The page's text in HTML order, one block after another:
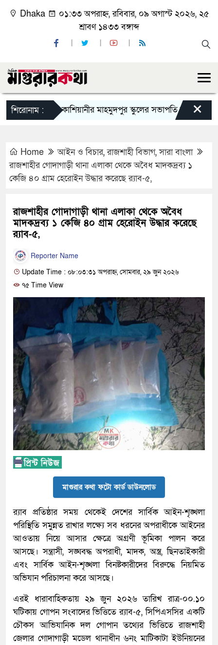
Dhaka
০১:৩৩ অপরাহ্ন, রবিবার, ০৯ অগাস্ট ২০২৬, ২৫
শ্রাবণ ১৪৩৩ বঙ্গাব্দ
শিরোনাম : কাশিয়ানীর মাহমুদপুর স্কুলের সভাপতি হলেন গোবিন্দ
×
Home আইন ও বিচার,রাজশাহী বিভাগ,সারা বাংলা
রাজশাহীর গোদাগাড়ী থানা এলাকা থেকে অবৈধ মাদকদ্রব্য ১
কেজি ৪০ গ্রাম হেরোইন উদ্ধার করেছে র‍্যাব-৫,
রাজশাহীর গোদাগাড়ী থানা এলাকা থেকে অবৈধ
মাদকদ্রব্য ১ কেজি ৪০ গ্রাম হেরোইন উদ্ধার করেছে
র‍্যাব-৫,
Reporter Name
Update Time : ০৮:০৩:৩১ অপরাহ্ন, সোমবার, ২৯ জুন ২০২৬
৭৫ Time View
মাগুরার কথা ফটো কার্ড ডাউনলোড
র‍্যাব প্রতিষ্ঠার সময় থেকেই দেশের সার্বিক আইন-শৃঙ্খলা
পরিস্থিতি সমুন্নত রাখার লক্ষ্যে সব ধরনের অপরাধীকে আইনের
আওতায় নিয়ে আসার ক্ষেত্রে অগ্রণী ভূমিকা পালন করে
আসছে। সন্ত্রাসী, সঙ্ঘবদ্ধ অপরাধী, মাদক, অস্ত্র, ছিনতাইকারী
এবং সার্বিক আইন-শৃঙ্খলা বিনষ্টকারীদের বিরুদ্ধে নিয়মিত
অভিযান পরিচালনা করে আসছে।
এরই ধারাবাহিকতায় ২৯ জুন ২০২৬ তারিখ রাত্র-০০.১০
ঘটিকায় গোপন সংবাদের ভিত্তিতে র‍্যাব-৫, সিপিএসসির একটি
চৌকস আভিযানিক দল গোপান তথ্যের ভিত্তিতে রাজশাহী
জেলার গোদাগাড়ী মডেল থানাধীন ৬নং মাটিকাটা ইউনিয়নের